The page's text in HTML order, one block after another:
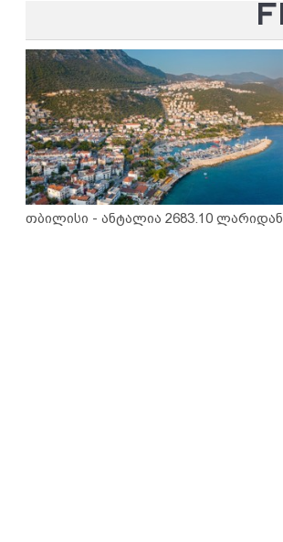
თბილისი - ანტალია 2683.10 ლარიდან